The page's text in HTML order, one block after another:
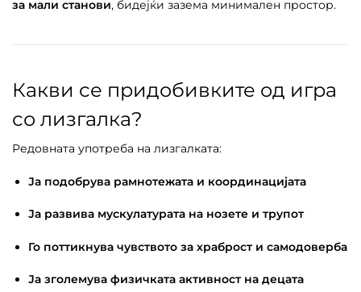
за мали станови, бидејќи зазема минимален простор.
Какви се придобивките од игра
со лизгалка?
Редовната употреба на лизгалката:
Ја подобрува рамнотежата и координацијата
Ја развива мускулатурата на нозете и трупот
Го поттикнува чувството за храброст и самодоверба
Ја зголемува физичката активност на децата